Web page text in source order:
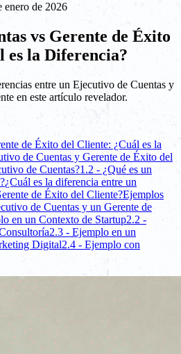
enero de 2026
vs Gerente de Éxito
es la Diferencia?
entre un Ejecutivo de Cuentas y
en este artículo revelador.
de Éxito del Cliente: ¿Cuál es la
de Cuentas y Gerente de Éxito del
de Cuentas?1.2 - ¿Qué es un
¿Cuál es la diferencia entre un
de Éxito del Cliente?Ejemplos
de Cuentas y un Gerente de
en un Contexto de Startup2.2 -
2.3 - Ejemplo en un
Digital2.4 - Ejemplo con